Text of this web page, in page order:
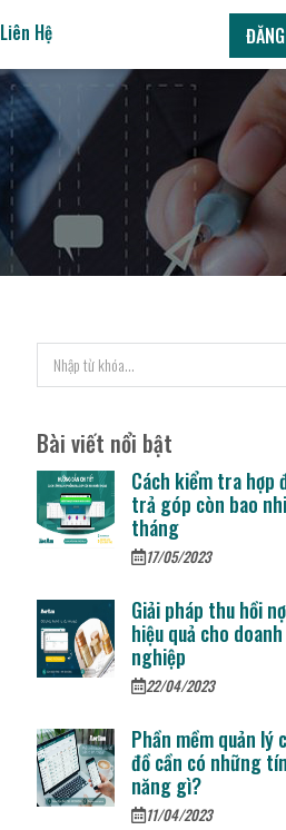
Liên Hệ
Bài viết nổi bật
Cách kiểm tra hợp
trả góp còn bao
tháng
17/05/2023
Giải pháp thu hồi
hiệu quả cho doanh
nghiệp
22/04/2023
Phần mềm quản lý
đồ cần có những
năng gì?
11/04/2023